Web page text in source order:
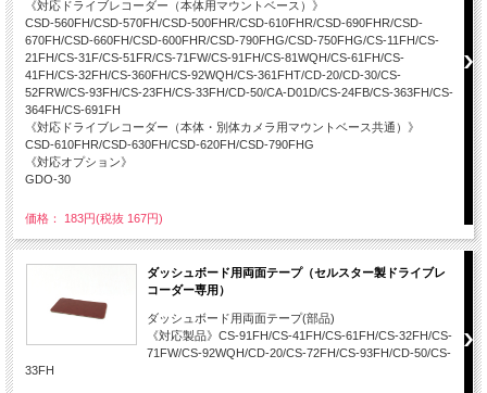
《対応ドライブレコーダー（本体用マウントベース）》
CSD-560FH/CSD-570FH/CSD-500FHR/CSD-610FHR/CSD-690FHR/CSD-
670FH/CSD-660FH/CSD-600FHR/CSD-790FHG/CSD-750FHG/CS-11FH/CS-
21FH/CS-31F/CS-51FR/CS-71FW/CS-91FH/CS-81WQH/CS-61FH/CS-
41FH/CS-32FH/CS-360FH/CS-92WQH/CS-361FHT/CD-20/CD-30/CS-
52FRW/CS-93FH/CS-23FH/CS-33FH/CD-50/CA-D01D/CS-24FB/CS-363FH/CS-
364FH/CS-691FH
《対応ドライブレコーダー（本体・別体カメラ用マウントベース共通）》
CSD-610FHR/CSD-630FH/CSD-620FH/CSD-790FHG
《対応オプション》
GDO-30
価格： 183円(税抜 167円)
ダッシュボード用両面テープ（セルスター製ドライブレ
コーダー専用）
ダッシュボード用両面テープ(部品)
《対応製品》CS-91FH/CS-41FH/CS-61FH/CS-32FH/CS-
71FW/CS-92WQH/CD-20/CS-72FH/CS-93FH/CD-50/CS-
33FH